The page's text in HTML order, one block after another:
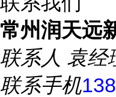
常州润天远
联系人 袁经
联系手机